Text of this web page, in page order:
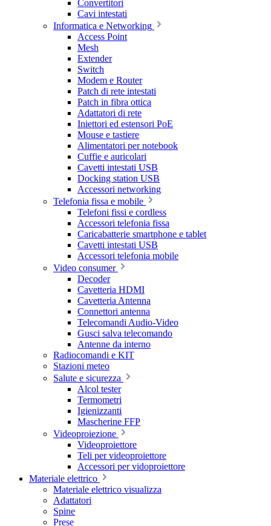
Convertitori
Cavi intestati
Informatica e Networking
Access Point
Mesh
Extender
Switch
Modem e Router
Patch di rete intestati
Patch in fibra ottica
Adattatori di rete
Iniettori ed estensori PoE
Mouse e tastiere
Alimentatori per notebook
Cuffie e auricolari
Cavetti intestati USB
Docking station USB
Accessori networking
Telefonia fissa e mobile
Telefoni fissi e cordless
Accessori telefonia fissa
Caricabatterie smartphone e tablet
Cavetti intestati USB
Accessori telefonia mobile
Video consumer
Decoder
Cavetteria HDMI
Cavetteria Antenna
Connettori antenna
Telecomandi Audio-Video
Gusci salva telecomando
Antenne da interno
Radiocomandi e KIT
Stazioni meteo
Salute e sicurezza
Alcol tester
Termometri
Igienizzanti
Mascherine FFP
Videoproiezione
Videoproiettore
Teli per videoproiettore
Accessori per vidoproiettore
Materiale elettrico
Materiale elettrico visualizza
Adattatori
Spine
Prese